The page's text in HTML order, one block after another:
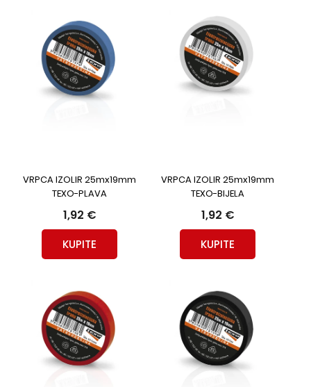
VRPCA IZOLIR 25mx19mm
TEXO-PLAVA
1,92 €
KUPITE
VRPCA IZOLIR 25mx19mm
TEXO-BIJELA
1,92 €
KUPITE